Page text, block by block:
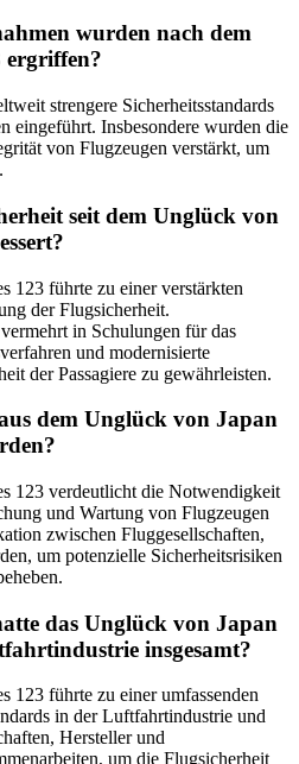
wurden nach dem
ergriffen?
strengere Sicherheitsstandards
eingeführt. Insbesondere wurden die
von Flugzeugen verstärkt, um
seit dem Unglück von
123 führte zu einer verstärkten
der Flugsicherheit.
in Schulungen für das
und modernisierte
der Passagiere zu gewährleisten.
dem Unglück von Japan
123 verdeutlicht die Notwendigkeit
und Wartung von Flugzeugen
zwischen Fluggesellschaften,
um potenzielle Sicherheitsrisiken
das Unglück von Japan
insgesamt?
123 führte zu einer umfassenden
in der Luftfahrtindustrie und
Hersteller und
um die Flugsicherheit